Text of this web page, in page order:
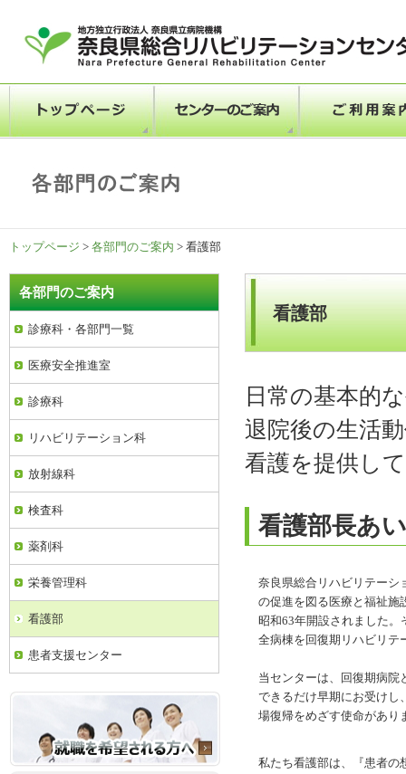
トップページ > 各部門のご案内 > 看護部
看護部
日常の基本的
退院後の生活
看護を提供し
看護部長あ
奈良県総合リハビリテーシ
の促進を図る医療と福祉施
昭和63年開設されました
全病棟を回復期リハビリテ
当センターは、回復期病院
できるだけ早期にお受けし
場復帰をめざす使命があり
私たち看護部は、『患者の
各部門のご案内
診療科・各部門一覧
医療安全推進室
診療科
リハビリテーション科
放射線科
検査科
薬剤科
栄養管理科
看護部
患者支援センター